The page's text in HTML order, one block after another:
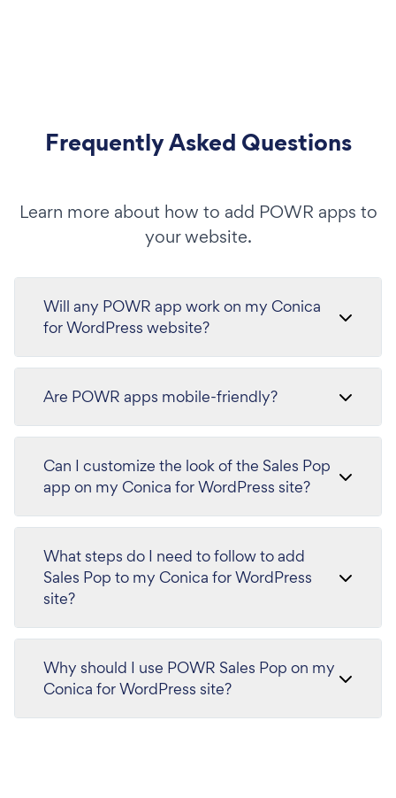
Frequently Asked Questions
Learn more about how to add POWR apps to
your website.
Will any POWR app work on my Conica
for WordPress website?
Are POWR apps mobile-friendly?
Can I customize the look of the Sales Pop
app on my Conica for WordPress site?
What steps do I need to follow to add
Sales Pop to my Conica for WordPress
site?
Why should I use POWR Sales Pop on my
Conica for WordPress site?